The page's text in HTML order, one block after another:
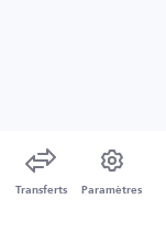
Transferts Paramètres